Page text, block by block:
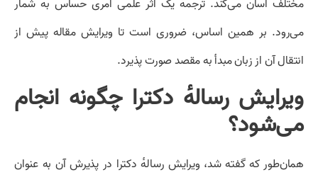
مختلف آسان می‌کند. ترجمهٔ یک اثر علمی امری حساس به شمار
می‌رود. بر همین اساس، ضروری است تا ویرایش مقاله پیش از
انتقال آن از زبان مبدأ به مقصد صورت پذیرد.
ویرایش رسالهٔ دکترا چگونه انجام
می‌شود؟
همان‌طور که گفته شد، ویرایش رسالهٔ دکترا در پذیرش آن به عنوان